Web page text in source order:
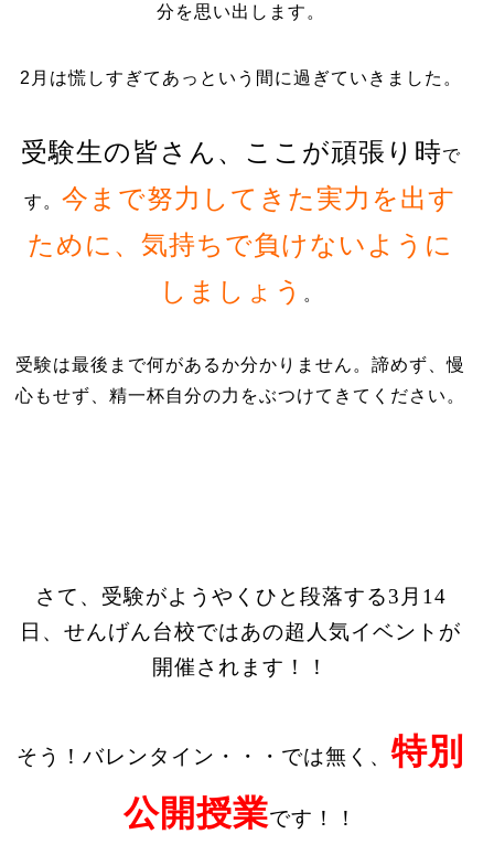
分を思い出します。
2月は慌しすぎてあっという間に過ぎていきました。
受験生の皆さん、ここが頑張り時で
す。今まで努力してきた実力を出す
ために、気持ちで負けないように
しましょう 。
受験は最後まで何があるか分かりません。諦めず、慢
心もせず、精一杯自分の力をぶつけてきてください。
さて、受験がようやくひと段落する3月14
日 、せんげん台校ではあの超人気イベントが
開催されます！！
そう！バレンタイン・・・では無く、特別
公開授業です！！